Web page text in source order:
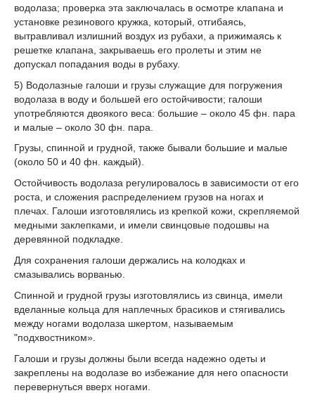
водолаза; проверка эта заключалась в осмотре клапана и
установке резинового кружка, который, отгибаясь,
вытравливал излишний воздух из рубахи, а прижимаясь к
решетке клапана, закрываешь его пролеты и этим не
допускал попадания воды в рубаху.
5) Водолазные галоши и грузы служащие для погружения
водолаза в воду и большей его остойчивости; галоши
употребляются двоякого веса: большие – около 45 фн. пара
и малые – около 30 фн. пара.
Грузы, спинной и грудной, также бывали большие и малые
(около 50 и 40 фн. каждый).
Остойчивость водолаза регулировалось в зависимости от его
роста, и сложения распределением грузов на ногах и
плечах. Галоши изготовлялись из крепкой кожи, скрепляемой
медными заклепками, и имели свинцовые подошвы на
деревянной подкладке.
Для сохранения галоши держались на колодках и
смазывались ворванью.
Спинной и грудной грузы изготовлялись из свинца, имели
вделанные кольца для наплечных брасиков и стягивались
между ногами водолаза шкертом, называемым
"подхвостником».
Галоши и грузы должны были всегда надежно одеты и
закреплены на водолазе во избежание для него опасности
перевернуться вверх ногами.